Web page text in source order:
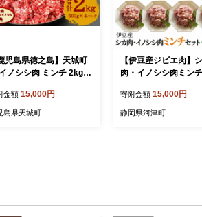
児島県徳之島】天城町
ノシシ肉 ミンチ 2kg（
27-N
金額 15,000円
島県天城町
【伊豆産ジビエ肉】
肉・イノシシ肉ミン
シカ肉 猪肉 イノシシ
ビエ 高タンパク 高た
寄附金額 15,000円
静岡県河津町